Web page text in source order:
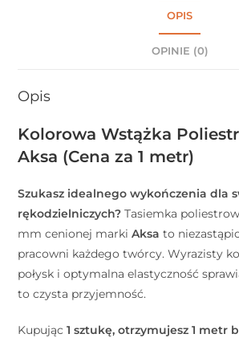
OPIS
OPINIE (0)
Opis
Kolorowa Wstążka
Aksa (Cena za 1 metr)
Szukasz idealnego wykończenia dla
rękodzielniczych? Tasiemka
mm cenionej markiAksa to
pracowni każdego twórcy. Wyrazisty
połysk i optymalna elastyczność
to czysta przyjemność.
Kupując1 sztukę, otrzymujesz 1 metr